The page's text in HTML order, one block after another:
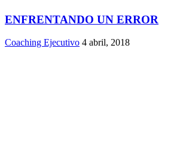
ENFRENTANDO UN ERROR
Coaching Ejecutivo 4 abril, 2018